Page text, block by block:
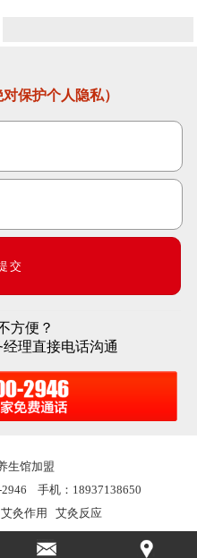
保护个人隐私）
方便？
理直接电话沟通
生馆加盟
手机：18937138650
艾灸作用 艾灸反应